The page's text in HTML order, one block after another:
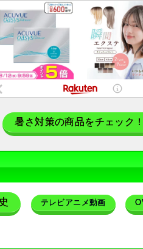
暑さ対策の商品をチェック！
テレビアニメ動画